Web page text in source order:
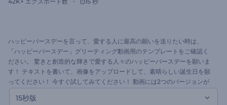
ハッピーバースデーを言って、愛する人に最高の願いを送りたい時は、
「ハッピーバースデー」グリーティング動画用のテンプレートをご確認く
ださい。 驚きと創造的な輝きで愛する人々のハッピーバースデーを願いま
す！ テキストを書いて、画像をアップロードして、素晴らしい誕生日を願
ってください！ 今すぐ試してみてください！ 動画には2つのバージョンが
あります。
15秒版